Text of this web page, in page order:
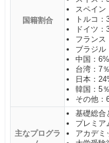
国籍割合
スペイン
トルコ：
ドイツ：
フランス
ブラジル
中国：6%
台湾：7％
日本：
韓国：5％
その他：
主なプログラ
基礎総合
プレミア
アカデミ